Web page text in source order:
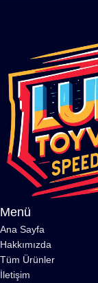
Menü
Ana Sayfa
Hakkımızda
Tüm Ürünler
İletişim